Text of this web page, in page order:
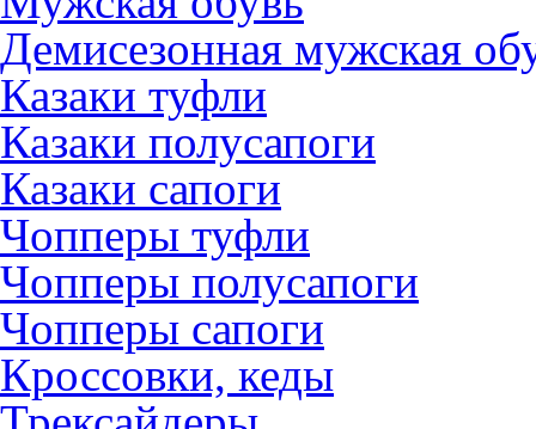
Демисезонная мужская
Казаки туфли
Казаки полусапоги
Казаки сапоги
Чопперы туфли
Чопперы полусапоги
Чопперы сапоги
Кроссовки, кеды